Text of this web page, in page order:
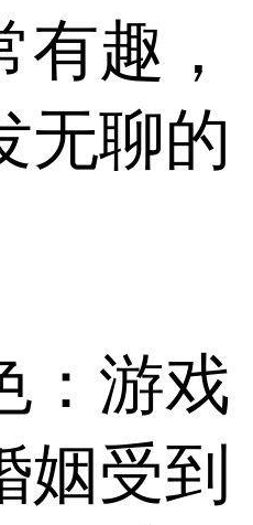
趣，
无聊的
：游戏
姻受到